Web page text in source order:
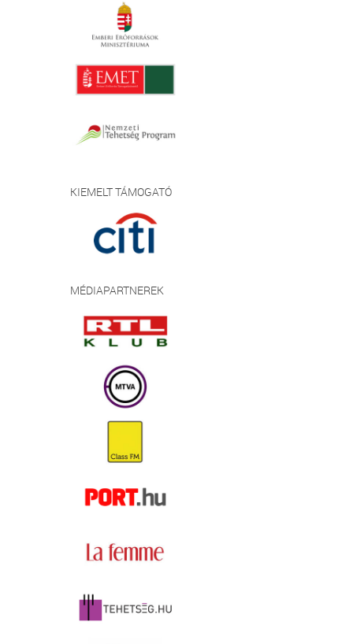
KIEMELT TÁMOGATÓ
MÉDIAPARTNEREK